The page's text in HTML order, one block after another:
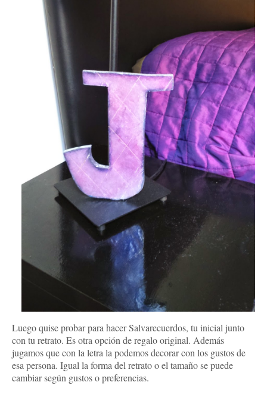
Luego quise probar para hacer Salvarecuerdos, tu inicial junto
con tu retrato. Es otra opción de regalo original. Además
jugamos que con la letra la podemos decorar con los gustos de
esa persona. Igual la forma del retrato o el tamaño se puede
cambiar según gustos o preferencias.